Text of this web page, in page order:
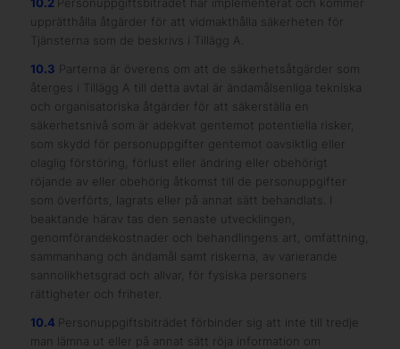
upprätthålla åtgärder för att vidmakthålla säkerheten för
Tjänsterna som de beskrivs i Tillägg A.
10.3 Parterna är överens om att de säkerhetsåtgärder som
återges i Tillägg A till detta avtal är ändamålsenliga tekniska
och organisatoriska åtgärder för att säkerställa en
säkerhetsnivå som är adekvat gentemot potentiella risker,
som skydd för personuppgifter gentemot oavsiktlig eller
olaglig förstöring, förlust eller ändring eller obehörigt
röjande av eller obehörig åtkomst till de personuppgifter
som överförts, lagrats eller på annat sätt behandlats. I
beaktande härav tas den senaste utvecklingen,
genomförandekostnader och behandlingens art, omfattning,
sammanhang och ändamål samt riskerna, av varierande
sannolikhetsgrad och allvar, för fysiska personers
rättigheter och friheter.
10.4 Personuppgiftsbiträdet förbinder sig att inte till tredje
man lämna ut eller på annat sätt röja information om